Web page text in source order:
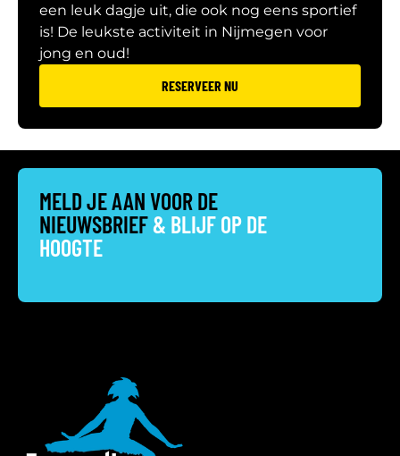
een leuk dagje uit, die ook nog eens sportief
is! De leukste activiteit in Nijmegen voor
jong en oud!
RESERVEER NU
MELD JE AAN VOOR DE
NIEUWSBRIEF& BLIJF OP DE
HOOGTE